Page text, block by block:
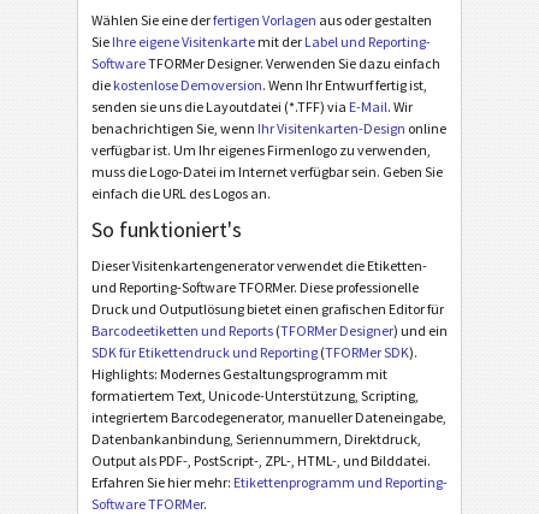
Wählen Sie eine derfertigen Vorlagen aus oder gestalten
Sie Ihre eigene Visitenkarte mit der Label und Reporting-
SoftwareTFORMer Designer. Verwenden Sie dazu einfach
die kostenlose Demoversion. Wenn Ihr Entwurf fertig ist,
senden sie uns die Layoutdatei (*.TFF) via E-Mail. Wir
benachrichtigen Sie, wenn Ihr Visitenkarten-Design online
verfügbar ist. Um Ihr eigenes Firmenlogo zu verwenden,
muss die Logo-Datei im Internet verfügbar sein. Geben Sie
einfach die URL des Logos an.
So funktioniert's
Dieser Visitenkartengenerator verwendet die Etiketten-
und Reporting-Software TFORMer. Diese professionelle
Druck und Outputlösung bietet einen grafischen Editor für
Barcodeetiketten und Reports (TFORMer Designer) und ein
SDK für Etikettendruck und Reporting (TFORMer SDK).
Highlights: Modernes Gestaltungsprogramm mit
formatiertem Text, Unicode-Unterstützung, Scripting,
integriertem Barcodegenerator, manueller Dateneingabe,
Datenbankanbindung, Seriennummern, Direktdruck,
Output als PDF-, PostScript-, ZPL-, HTML-, und Bilddatei.
Erfahren Sie hier mehr: Etikettenprogramm und Reporting-
Software TFORMer.